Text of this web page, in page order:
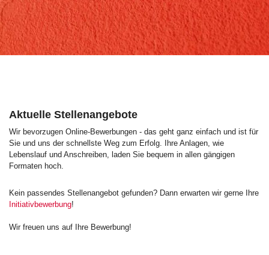
Aktuelle Stellenangebote
Wir bevorzugen Online-Bewerbungen - das geht ganz einfach und ist für
Sie und uns der schnellste Weg zum Erfolg. Ihre Anlagen, wie
Lebenslauf und Anschreiben, laden Sie bequem in allen gängigen
Formaten hoch.
Kein passendes Stellenangebot gefunden? Dann erwarten wir gerne Ihre
Initiativbewerbung!
Wir freuen uns auf Ihre Bewerbung!